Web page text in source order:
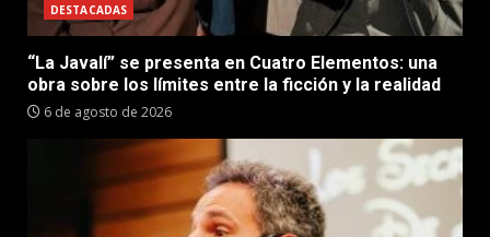
DESTACADAS
“La Javalí” se presenta en Cuatro Elementos: una
obra sobre los límites entre la ficción y la realidad
6 de agosto de 2026